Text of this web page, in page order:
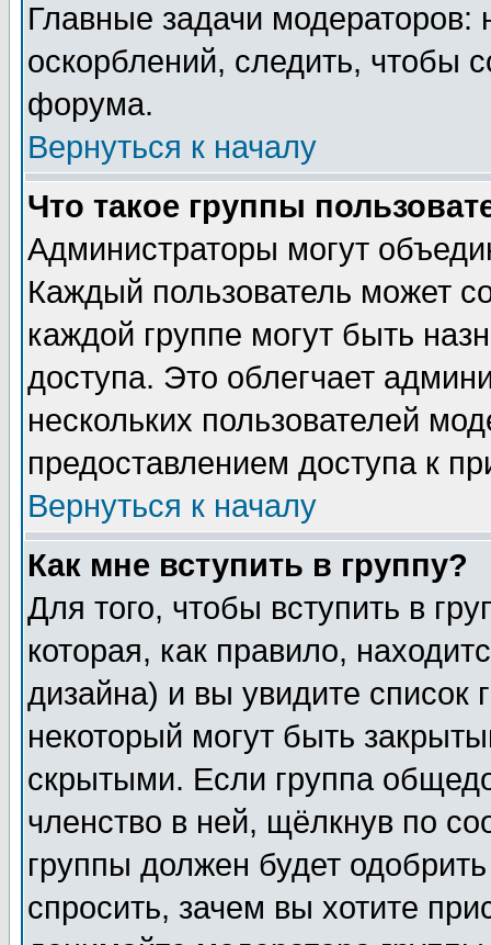
Главные задачи
оскорблений, следить, чтобы
форума.
Вернуться к началу
Что такое группы
Администраторы могут
Каждый пользователь может
каждой группе могут быть
доступа. Это облегчает
нескольких пользователей
предоставлением доступа к
Вернуться к началу
Как мне вступить в группу?
Для того, чтобы вступить в
которая, как правило,
дизайна) и вы увидите список
некоторый могут быть
скрытыми. Если группа
членство в ней, щёлкнув по
группы должен будет
спросить, зачем вы хотите